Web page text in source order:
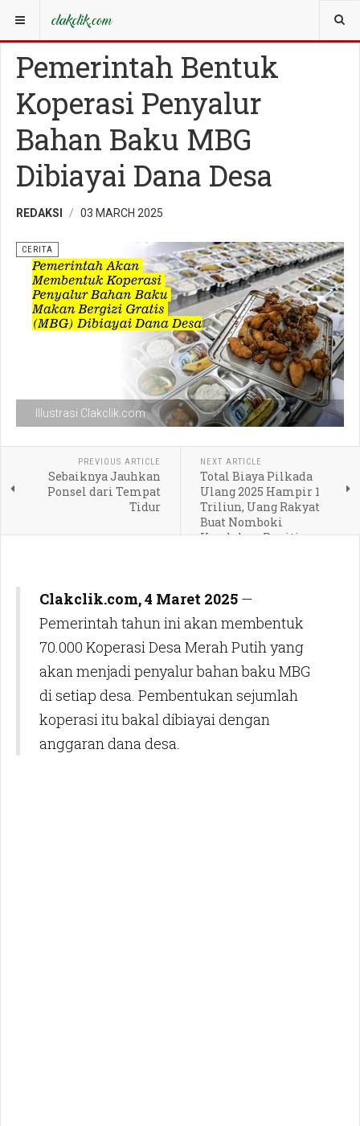
YOU ARE HERE: CERITA
Pemerintah Bentuk
Koperasi Penyalur
Bahan Baku MBG
Dibiayai Dana Desa
REDAKSI 03 MARCH 2025
Illustrasi Clakclik.com
CERITA
PREVIOUS ARTICLE
Sebaiknya Jauhkan
Ponsel dari Tempat
Tidur
NEXT ARTICLE
Total Biaya Pilkada
Ulang 2025 Hampir 1
Triliun, Uang Rakyat
Buat Nomboki
Kesalahan Panitia
Clakclik.com, 4 Maret 2025 —
Pemerintah tahun ini akan membentuk
70.000 Koperasi Desa Merah Putih yang
akan menjadi penyalur bahan baku MBG
di setiap desa. Pembentukan sejumlah
koperasi itu bakal dibiayai dengan
anggaran dana desa.